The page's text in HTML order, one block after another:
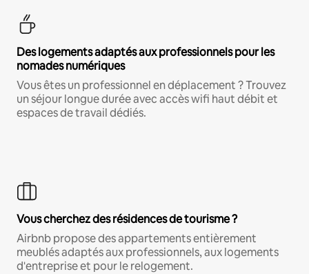
Des logements adaptés aux professionnels pour les
nomades numériques
Vous êtes un professionnel en déplacement ? Trouvez
un séjour longue durée avec accès wifi haut débit et
espaces de travail dédiés.
Vous cherchez des résidences de tourisme ?
Airbnb propose des appartements entièrement
meublés adaptés aux professionnels, aux logements
d'entreprise et pour le relogement.